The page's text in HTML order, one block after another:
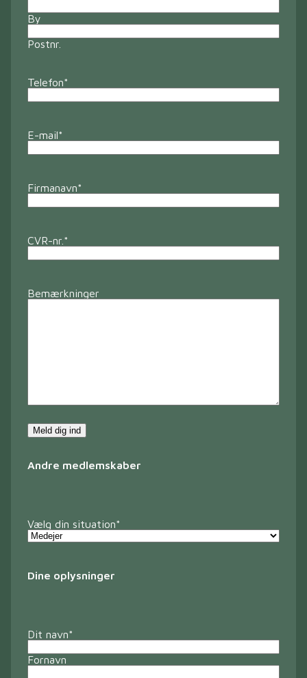
By
Postnr.
Telefon*
E-mail*
Firmanavn*
CVR-nr. *
Bemærkninger
Meld dig ind
Andre medlemskaber
Vælg din situation*
Dine oplysninger
Dit navn*
Fornavn